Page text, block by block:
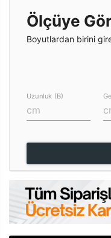
Ölçüye
Boyutlardan birini
Uzunluk (B)